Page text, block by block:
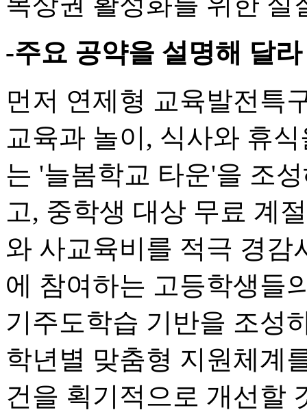
-주요 공약을 설명해 달라
먼저 연제형 교육발전특
교육과 놀이, 식사와 휴
는 '늘봄학교 타운'을 조
고, 중학생 대상 무료 계
와 사교육비를 적극 경감
에 참여하는 고등학생들
기주도학습 기반을 조성
학년별 맞춤형 지원체계
건을 획기적으로 개선할